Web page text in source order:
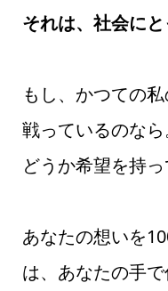
それは、社会にと
もし、かつての
戦っているのなら
どうか希望を持っ
あなたの想いを
は、あなたの手